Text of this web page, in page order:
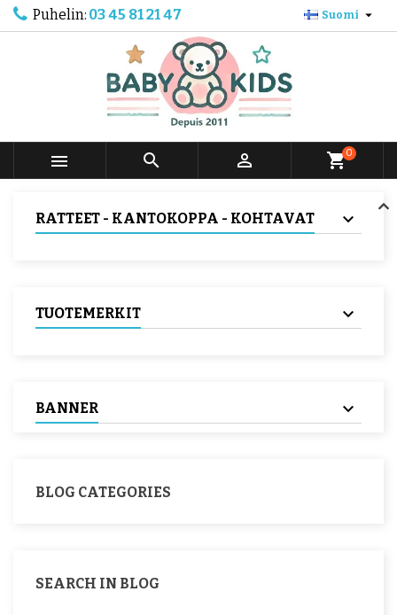
Puhelin: 03 45 81 21 47 Suomi 
   shopping_cart0
RATTEET - KANTOKOPPA - KOHTAVAT
TUOTEMERKIT
BANNER
BLOG CATEGORIES
SEARCH IN BLOG